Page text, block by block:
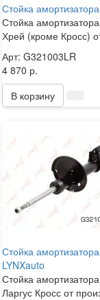
Стойка
Стойка
Хрей (кроме Кросс)
Арт: G321003LR
4 870 р.
В корзину
Стойка
LYNXauto
Стойка
Ларгус Кросс от